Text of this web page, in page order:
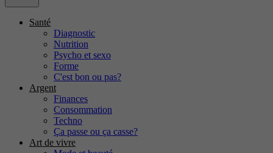
Santé
Diagnostic
Nutrition
Psycho et sexo
Forme
C'est bon ou pas?
Argent
Finances
Consommation
Techno
Ça passe ou ça casse?
Art de vivre